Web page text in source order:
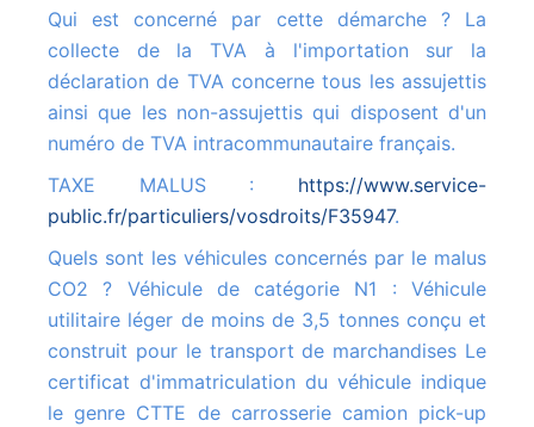
Qui est concerné par cette démarche ? La
collecte de la TVA à l'importation sur la
déclaration de TVA concerne tous les assujettis
ainsi que les non-assujettis qui disposent d'un
numéro de TVA intracommunautaire français.
TAXE MALUS : https://www.service-
public.fr/particuliers/vosdroits/F35947.
Quels sont les véhicules concernés par le malus
CO2 ? Véhicule de catégorie N1 : Véhicule
utilitaire léger de moins de 3,5 tonnes conçu et
construit pour le transport de marchandises Le
certificat d'immatriculation du véhicule indique
le genre CTTE de carrosserie camion pick-up